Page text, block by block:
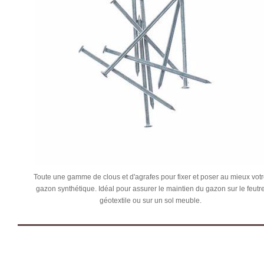
Toute une gamme de clous et d'agrafes pour fixer et poser au mieux
gazon synthétique. Idéal pour assurer le maintien du gazon sur le
géotextile ou sur un sol meuble.